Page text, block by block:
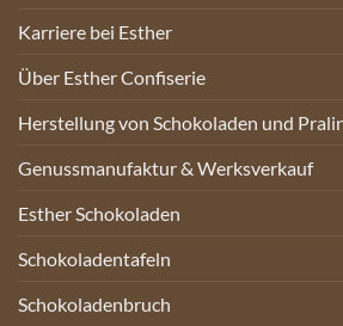
Karriere bei Esther
Über Esther Confiserie
Herstellung von Schokoladen und
Genussmanufaktur & Werksverkauf
Esther Schokoladen
Schokoladentafeln
Schokoladenbruch